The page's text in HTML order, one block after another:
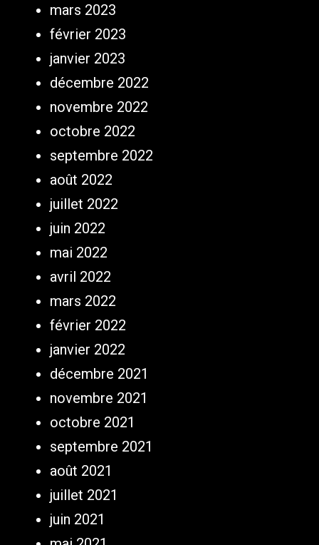
mars 2023
février 2023
janvier 2023
décembre 2022
novembre 2022
octobre 2022
septembre 2022
août 2022
juillet 2022
juin 2022
mai 2022
avril 2022
mars 2022
février 2022
janvier 2022
décembre 2021
novembre 2021
octobre 2021
septembre 2021
août 2021
juillet 2021
juin 2021